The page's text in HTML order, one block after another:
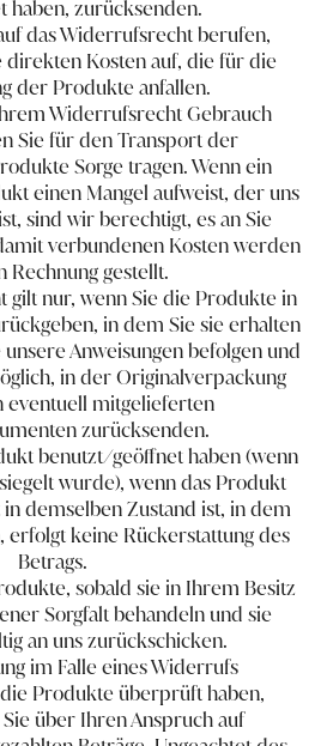
haben, zurücksenden.
das Widerrufsrecht berufen,
Kosten auf, die für die
der Produkte anfallen.
Widerrufsrecht Gebrauch
Sie für den Transport der
Sorge tragen. Wenn ein
einen Mangel aufweist, der uns
sind wir berechtigt, es an Sie
verbundenen Kosten werden
Rechnung gestellt.
gilt nur, wenn Sie die Produkte in
in dem Sie sie erhalten
Anweisungen befolgen und
in der Originalverpackung
eventuell mitgelieferten
zurücksenden.
benutzt/geöffnet ​haben ​(wenn
wurde)​, wenn das Produkt
demselben Zustand ist, in dem
erfolgt keine Rückerstattung des
Betrags.
sobald sie in Ihrem Besitz
Sorgfalt behandeln und sie
an uns zurückschicken.
im Falle eines Widerrufs
Produkte überprüft haben,
über Ihren Anspruch auf